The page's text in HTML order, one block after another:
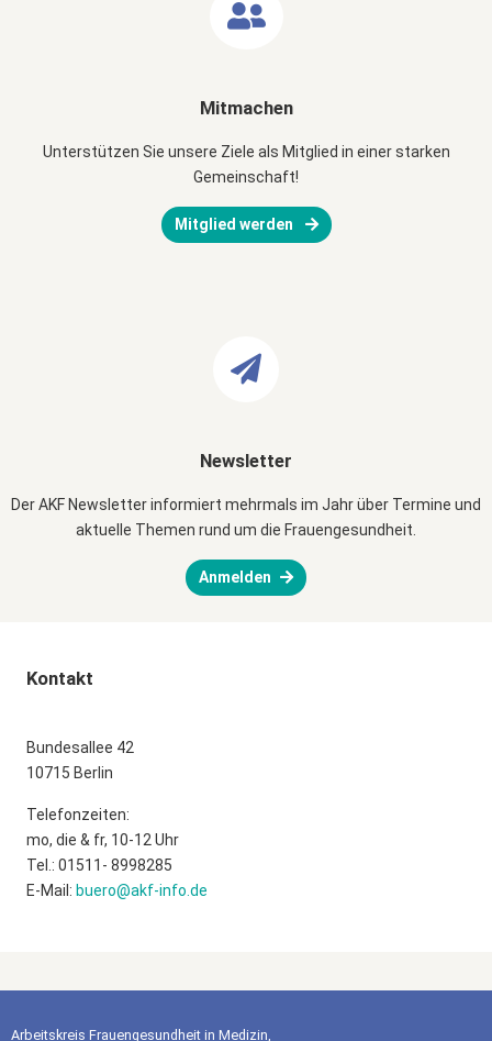
Mitmachen
Unterstützen Sie unsere Ziele als Mitglied in einer starken
Gemeinschaft!
Mitglied werden
Newsletter
Der AKF Newsletter informiert mehrmals im Jahr über Termine und
aktuelle Themen rund um die Frauengesundheit.
Anmelden
Kontakt
Bundesallee 42
10715 Berlin
Telefonzeiten:
mo, die & fr, 10-12 Uhr
Tel.: 01511- 8998285
E-Mail: buero@akf-info.de
Arbeitskreis Frauengesundheit in Medizin,